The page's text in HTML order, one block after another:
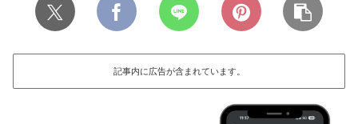
記事内に広告が含まれています。